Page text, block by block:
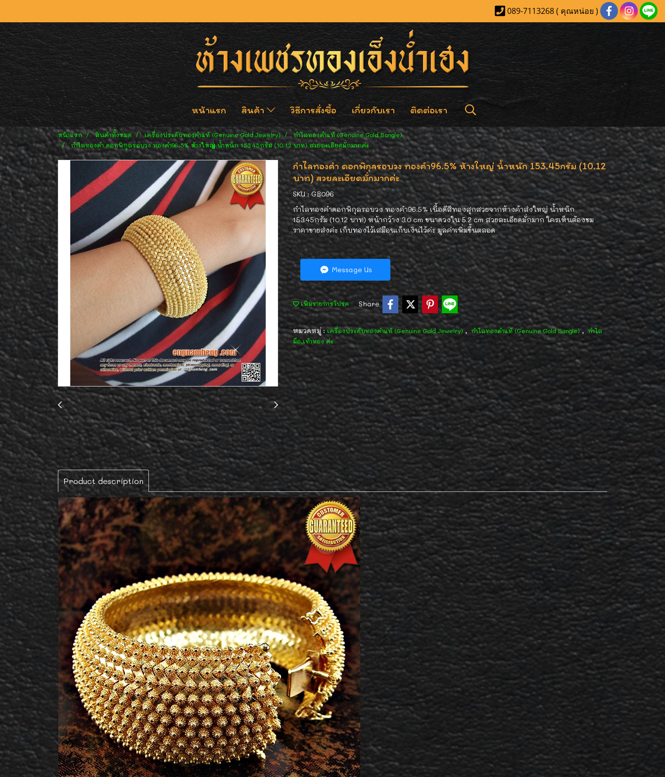
089-7113268 ( คุณหน่อย )
หน้าแรก สินค้า วิธีการสั่งซื้อ เกี่ยวกับเรา ติดต่อเรา
หน้าแรก สินค้าทั้งหมด เครื่องประดับทองคำแท้ (Genuine Gold Jewelry)
กำไลทองคำแท้ (Genuine Gold Bangle)
กำไลทองคำ ดอกพิกุลรอบวง ทองคำ96.5% ห้างใหญ่ น้ำหนัก 153.45กรัม (10.12 บาท) สวยละเอียดมั่กมากค่ะ
กำไลทองคำ ดอกพิกุลรอบวง ทองคำ96.5% ห้างใหญ่ น้ำหนัก 153.45กรัม (10.12
บาท) สวยละเอียดมั่กมากค่ะ
SKU : GB096
กำไลทองคำดอกพิกุลรอบวง ทองคำ96.5% เนื้อดีสีทองสุกสวยจากห้างค้าส่งใหญ่ น้ำหนัก
153.45กรัม (10.12 บาท) หน้ากว้าง 3.0 cm ขนาดวงใน 5.2 cm สวยละเอียดมั่กมาก ใครเห็นต้องชม
ราคาขายส่งค่ะ เก็บทองไว้เสมือนเก็บเงินไว้ค่ะ มูลค่าเพิ่มขึ้นตลอด
Message Us
เพิ่มรายการโปรด Share
หมวดหมู่ :เครื่องประดับทองคำแท้ (Genuine Gold Jewelry) , กำไลทองคำแท้ (Genuine Gold Bangle) , กำไล
มือ,เท้าทอง ค่ะ
Product description